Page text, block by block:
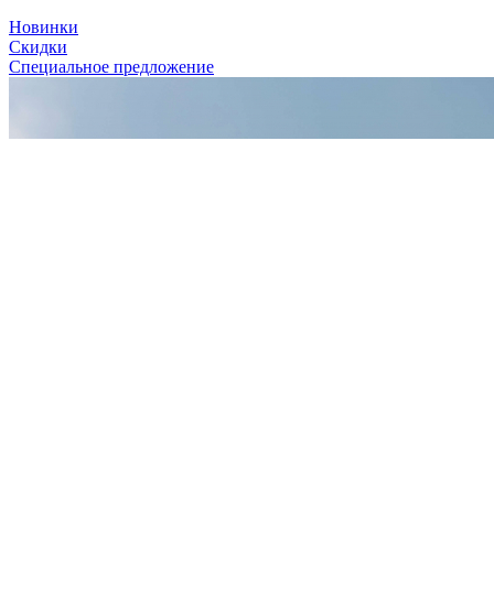
Новинки
Скидки
Специальное предложение